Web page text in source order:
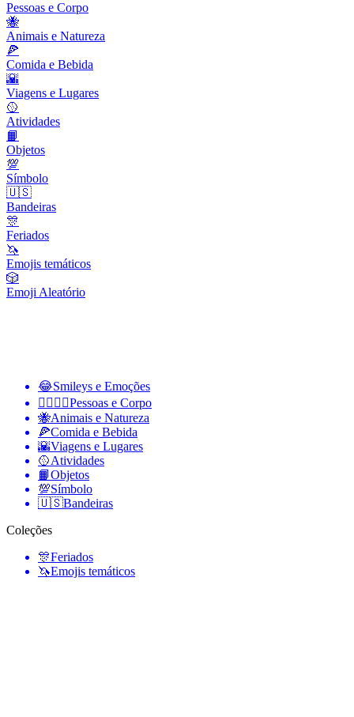
Pessoas e Corpo
🐝
Animais e Natureza
🍕
Comida e Bebida
🌇
Viagens e Lugares
🥎
Atividades
📙
Objetos
💯
Símbolo
🇺🇸
Bandeiras
🎊
Feriados
🦄
Emojis temáticos
🎲
Emoji Aleatório
😂Smileys e Emoções
👩‍❤️‍💋‍👨Pessoas e Corpo
🐝Animais e Natureza
🍕Comida e Bebida
🌇Viagens e Lugares
🥎Atividades
📙Objetos
💯Símbolo
🇺🇸Bandeiras
Coleções
🎊Feriados
🦄Emojis temáticos